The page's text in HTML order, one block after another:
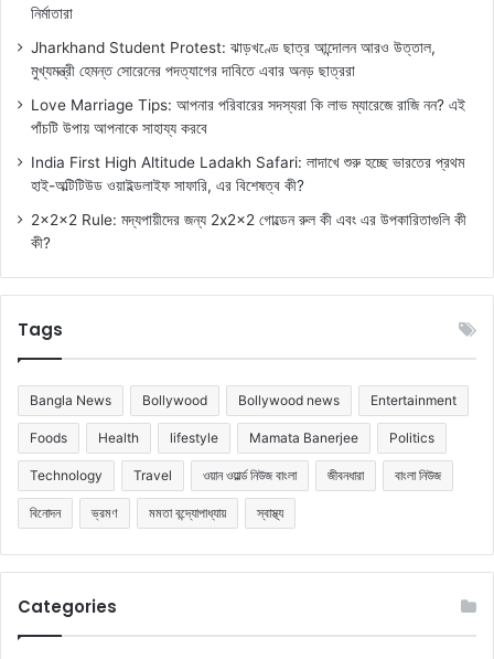
নির্মাতারা
Jharkhand Student Protest: ঝাড়খণ্ডে ছাত্র আন্দোলন আরও উত্তাল,
মুখ্যমন্ত্রী হেমন্ত সোরেনের পদত্যাগের দাবিতে এবার অনড় ছাত্ররা
Love Marriage Tips: আপনার পরিবারের সদস্যরা কি লাভ ম্যারেজে রাজি নন? এই
পাঁচটি উপায় আপনাকে সাহায্য করবে
India First High Altitude Ladakh Safari: লাদাখে শুরু হচ্ছে ভারতের প্রথম
হাই-অল্টিটিউড ওয়াইল্ডলাইফ সাফারি, এর বিশেষত্ব কী?
2x2x2 Rule: মদ্যপায়ীদের জন্য 2x2x2 গোল্ডেন রুল কী এবং এর উপকারিতাগুলি কী
কী?
Tags
Bangla News Bollywood Bollywood news Entertainment
Foods Health lifestyle Mamata Banerjee Politics
Technology Travel ওয়ান ওয়ার্ল্ড নিউজ বাংলা জীবনধারা বাংলা নিউজ
বিনোদন ভ্রমণ মমতা বন্দ্যোপাধ্যায় স্বাস্থ্য
Categories